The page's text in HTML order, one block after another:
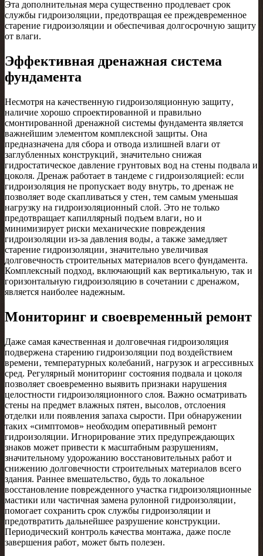
Эта дополнительная мера существенно продлевает срок
службы гидроизоляции‚ предотвращая ее преждевременное
старение гидроизоляции и обеспечивая долгосрочную защиту
от влаги.
Эффективная дренажная система
фундамента
Несмотря на качественную гидроизоляционную защиту‚
наличие хорошо спроектированной и правильно
смонтированной дренажной системы фундамента является
важнейшим элементом комплексной защиты. Она
предназначена для сбора и отвода излишней влаги от
заглубленных конструкций‚ значительно снижая
гидростатическое давление грунтовых вод на стены подвала и
цоколя. Дренаж работает в тандеме с гидроизоляцией: если
гидроизоляция не пропускает воду внутрь‚ то дренаж не
позволяет воде скапливаться у стен‚ тем самым уменьшая
нагрузку на гидроизоляционный слой. Это не только
предотвращает капиллярный подъем влаги‚ но и
минимизирует риски механические повреждения
гидроизоляции из-за давления воды‚ а также замедляет
старение гидроизоляции‚ значительно увеличивая
долговечность строительных материалов всего фундамента.
Комплексный подход‚ включающий как вертикальную‚ так и
горизонтальную гидроизоляцию в сочетании с дренажом‚
является наиболее надежным.
Мониторинг и своевременный ремонт
Даже самая качественная и долговечная гидроизоляция
подвержена старению гидроизоляции под воздействием
времени‚ температурных колебаний‚ нагрузок и агрессивных
сред. Регулярный мониторинг состояния подвала и цоколя
позволяет своевременно выявить признаки нарушения
целостности гидроизоляционного слоя. Важно осматривать
стены на предмет влажных пятен‚ высолов‚ отслоения
отделки или появления запаха сырости. При обнаружении
таких «симптомов» необходим оперативный ремонт
гидроизоляции. Игнорирование этих предупреждающих
знаков может привести к масштабным разрушениям‚
значительному удорожанию восстановительных работ и
снижению долговечности строительных материалов всего
здания. Раннее вмешательство‚ будь то локальное
восстановление поврежденного участка гидроизоляционные
мастики или частичная замена рулонной гидроизоляции‚
помогает сохранить срок службы гидроизоляции и
предотвратить дальнейшее разрушение конструкции.
Периодический контроль качества монтажа‚ даже после
завершения работ‚ может быть полезен.